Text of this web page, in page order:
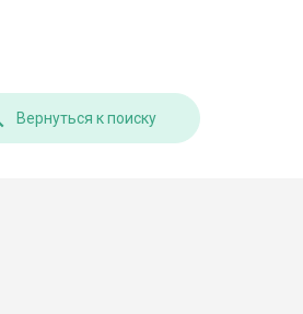
Вернуться к поиску